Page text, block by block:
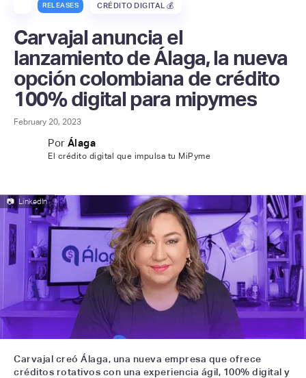
RELEASES CRÉDITO DIGITAL 💰
Carvajal anuncia el
lanzamiento de Álaga, la nueva
opción colombiana de crédito
100% digital para mipymes
February 20, 2023
Por Álaga
El crédito digital que impulsa tu MiPyme
📷 LinkedIn
Carvajal creó Álaga, una nueva empresa que ofrece
créditos rotativos con una experiencia ágil, 100% digital y